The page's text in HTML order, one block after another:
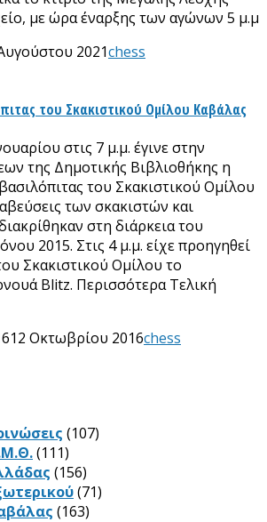
με ώρα έναρξης των αγώνων 5 μ.μ
2021chess
του Σκακιστικού Ομίλου Καβάλας
στις 7 μ.μ. έγινε στην
της Δημοτικής Βιβλιοθήκης η
του Σκακιστικού Ομίλου
των σκακιστών και
στη διάρκεια του
2015. Στις 4 μ.μ. είχε προηγηθεί
Σκακιστικού Ομίλου το
Βlitz. Περισσότερα Τελική
12 Οκτωβρίου 2016chess
(107)
(111)
(156)
(71)
(163)